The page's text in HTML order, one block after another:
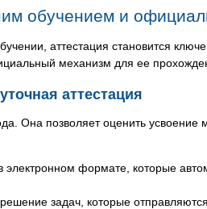
обучением и
аттестация становится
механизм для ее
аттестация
Она позволяет оценить
электронном формате, которые
задач, которые